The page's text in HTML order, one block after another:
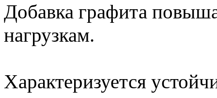
Добавка графита
нагрузкам.
Характеризуется